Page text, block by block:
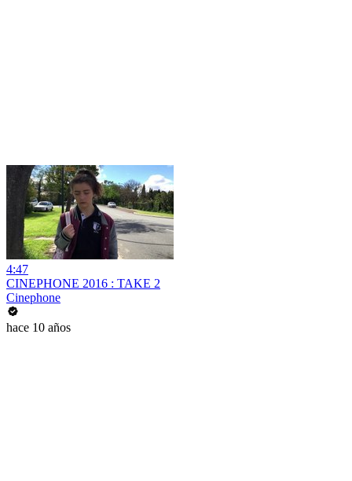
4:47
CINEPHONE 2016 : TAKE 2
Cinephone
hace 10 años